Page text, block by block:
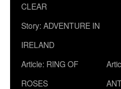
CLEAR
Story: ADVENTURE IN
IRELAND
Article: RING OF
ROSES